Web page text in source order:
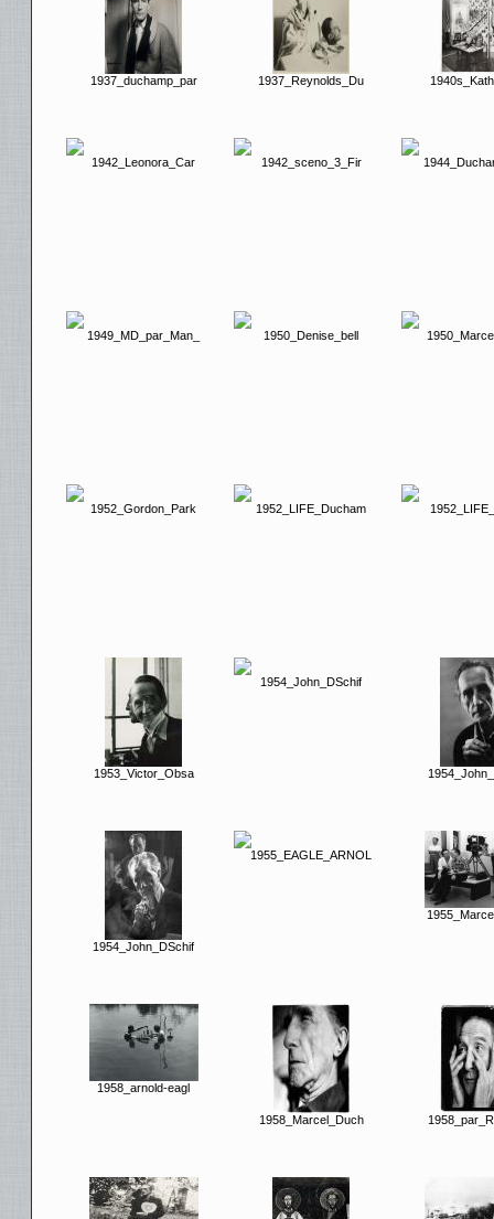
1937_duchamp_par 1937_Reynolds_Du
1942_Leonora_Car 1942_sceno_3_Fir
1949_MD_par_Man_ 1950_Denise_bell
1952_Gordon_Park 1952_LIFE_Ducham
1953_Victor_Obsa
1954_John_DSchif
1954_John_DSchif
1955_EAGLE_ARNOL
1958_arnold-eagl
1958_Marcel_Duch